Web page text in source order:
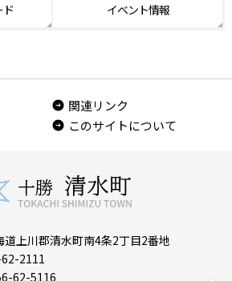
ド イベント情報
関連リンク
このサイトについて
上川郡清水町南4条2丁目2番地
2111
62-5116